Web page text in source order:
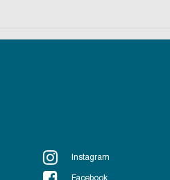
Instagram
Facebook